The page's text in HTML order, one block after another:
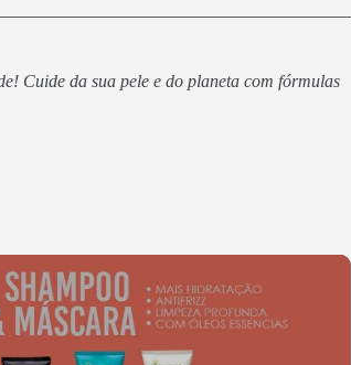
Cuide da sua pele e do planeta com fórmulas